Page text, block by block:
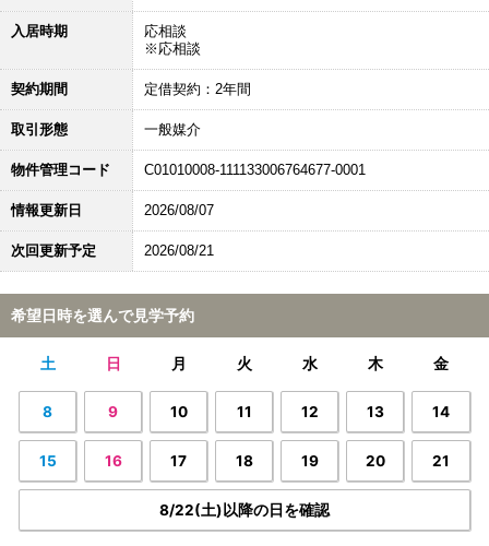
入居時期
応相談
※応相談
契約期間 定借契約：2年間
取引形態 一般媒介
物件管理コード C01010008-111133006764677-0001
情報更新日 2026/08/07
次回更新予定 2026/08/21
希望日時を選んで見学予約
土 日 月 火 水 木 金
8 9 10 11 12 13 14
15 16 17 18 19 20 21
8/22(土)以降の日を確認